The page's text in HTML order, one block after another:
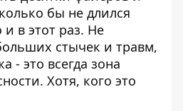
бы не длился
в этот раз. Не
стычек и травм,
- это всегда зона
Хотя, кого это